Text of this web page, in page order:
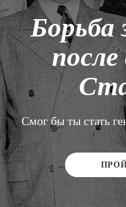
Борьба
Смог бы ты стать